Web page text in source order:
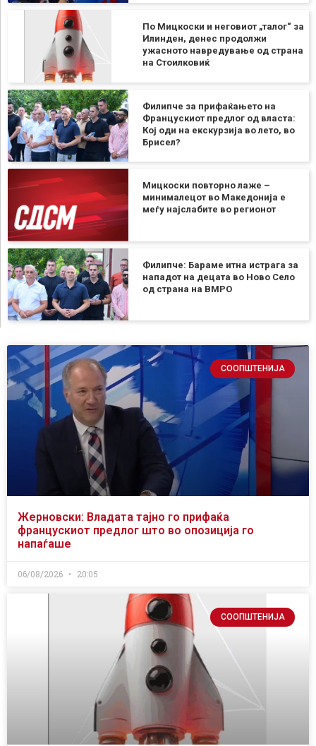
По Мицкоски и неговиот „талог“ за
Илинден, денес продолжи
ужасното навредување од страна
на Стоилковиќ
Филипче за прифаќањето на
Францускиот предлог од власта:
Кој оди на екскурзија во лето, во
Брисел?
Мицкоски повторно лаже –
минималецот во Македонија е
меѓу најслабите во регионот
Филипче: Бараме итна истрага за
нападот на децата во Ново Село
од страна на ВМРО
СООПШТЕНИЈА
Жерновски: Владата тајно го прифаќа
францускиот предлог што во опозиција го
напаѓаше
06/08/2026 20:05
СООПШТЕНИЈА